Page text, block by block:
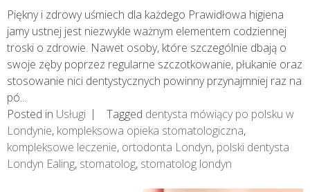
Piękny i zdrowy uśmiech dla każdego Prawidłowa higiena
jamy ustnej jest niezwykle ważnym elementem codziennej
troski o zdrowie. Nawet osoby, które szczególnie dbają o
swoje zęby poprzez regularne szczotkowanie, płukanie oraz
stosowanie nici dentystycznych powinny przynajmniej raz na
pó...
Posted in Usługi Tagged dentysta mówiący po polsku w
Londynie, kompleksowa opieka stomatologiczna,
kompleksowe leczenie, ortodonta Londyn, polski dentysta
Londyn Ealing, stomatolog, stomatolog londyn